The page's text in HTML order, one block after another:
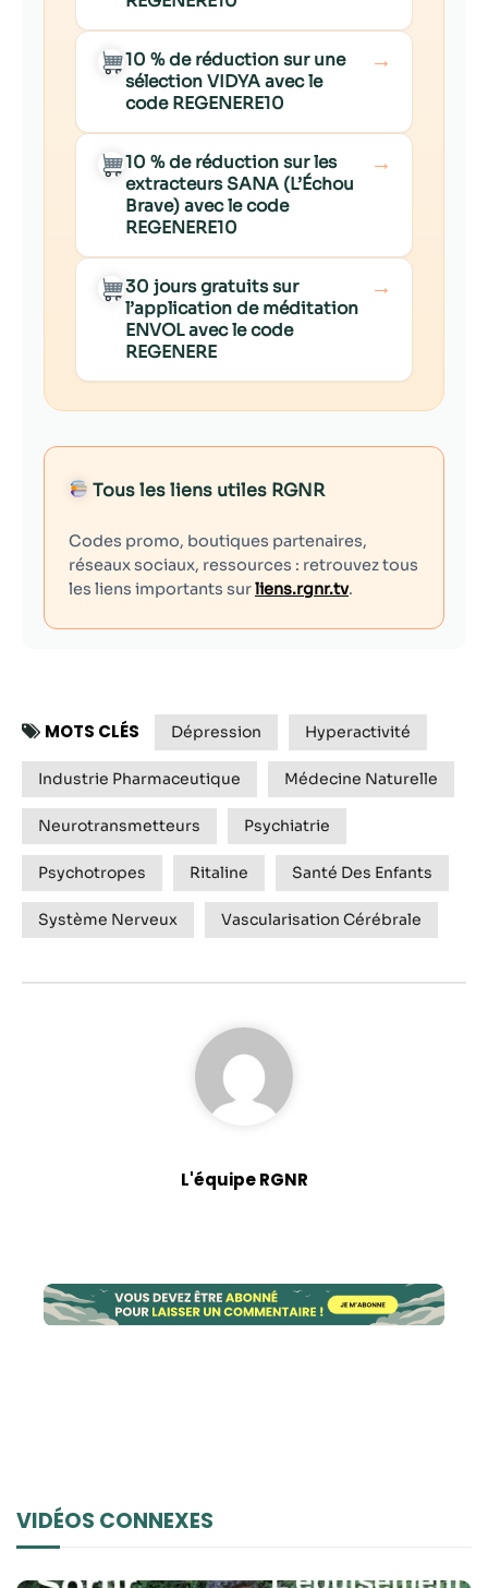
10 % de réduction sur une
sélection VIDYA avec le
code REGENERE10
→
10 % de réduction sur les
extracteurs SANA (L’Échou
Brave) avec le code
REGENERE10
→
30 jours gratuits sur
l’application de méditation
ENVOL avec le code
REGENERE
→
Tous les liens utiles RGNR
Codes promo, boutiques partenaires,
réseaux sociaux, ressources : retrouvez tous
les liens importants surliens.rgnr.tv.
MOTS CLÉS Dépression Hyperactivité
Industrie Pharmaceutique Médecine Naturelle
Neurotransmetteurs Psychiatrie
Psychotropes Ritaline Santé Des Enfants
Système Nerveux Vascularisation Cérébrale
L'équipe RGNR
VIDÉOS CONNEXES